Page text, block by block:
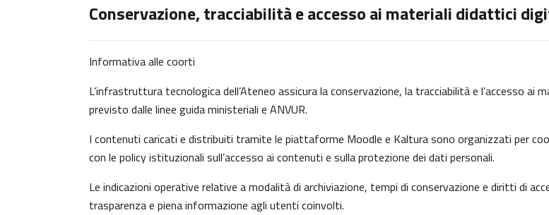
Conservazione, tracciabilità e accesso ai materiali didattici
Informativa alle coorti
L’infrastruttura tecnologica dell’Ateneo assicura la conservazione, la tracciabilità e l’accesso
previsto dalle linee guida ministeriali e ANVUR.
I contenuti caricati e distribuiti tramite le piattaforme Moodle e Kaltura sono organizzati per
con le policy istituzionali sull’accesso ai contenuti e sulla protezione dei dati personali.
Le indicazioni operative relative a modalità di archiviazione, tempi di conservazione e diritti di
trasparenza e piena informazione agli utenti coinvolti.